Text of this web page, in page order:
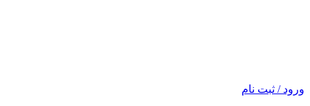
ورود / ثبت نام